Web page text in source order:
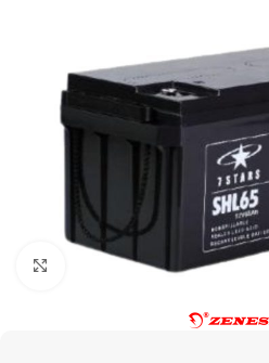
Klick zum Vergrößern